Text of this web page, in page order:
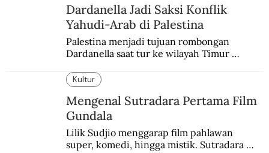
Dardanella Jadi Saksi Konflik
Yahudi-Arab di Palestina
Palestina menjadi tujuan rombongan
Dardanella saat tur ke wilayah Timur
ketegangan antara orang Yahudi dan
penduduk Arab.
Kultur
Mengenal Sutradara Pertama Film
Gundala
Lilik Sudjio menggarap film pahlawan
super, komedi, hingga mistik. Sutradara